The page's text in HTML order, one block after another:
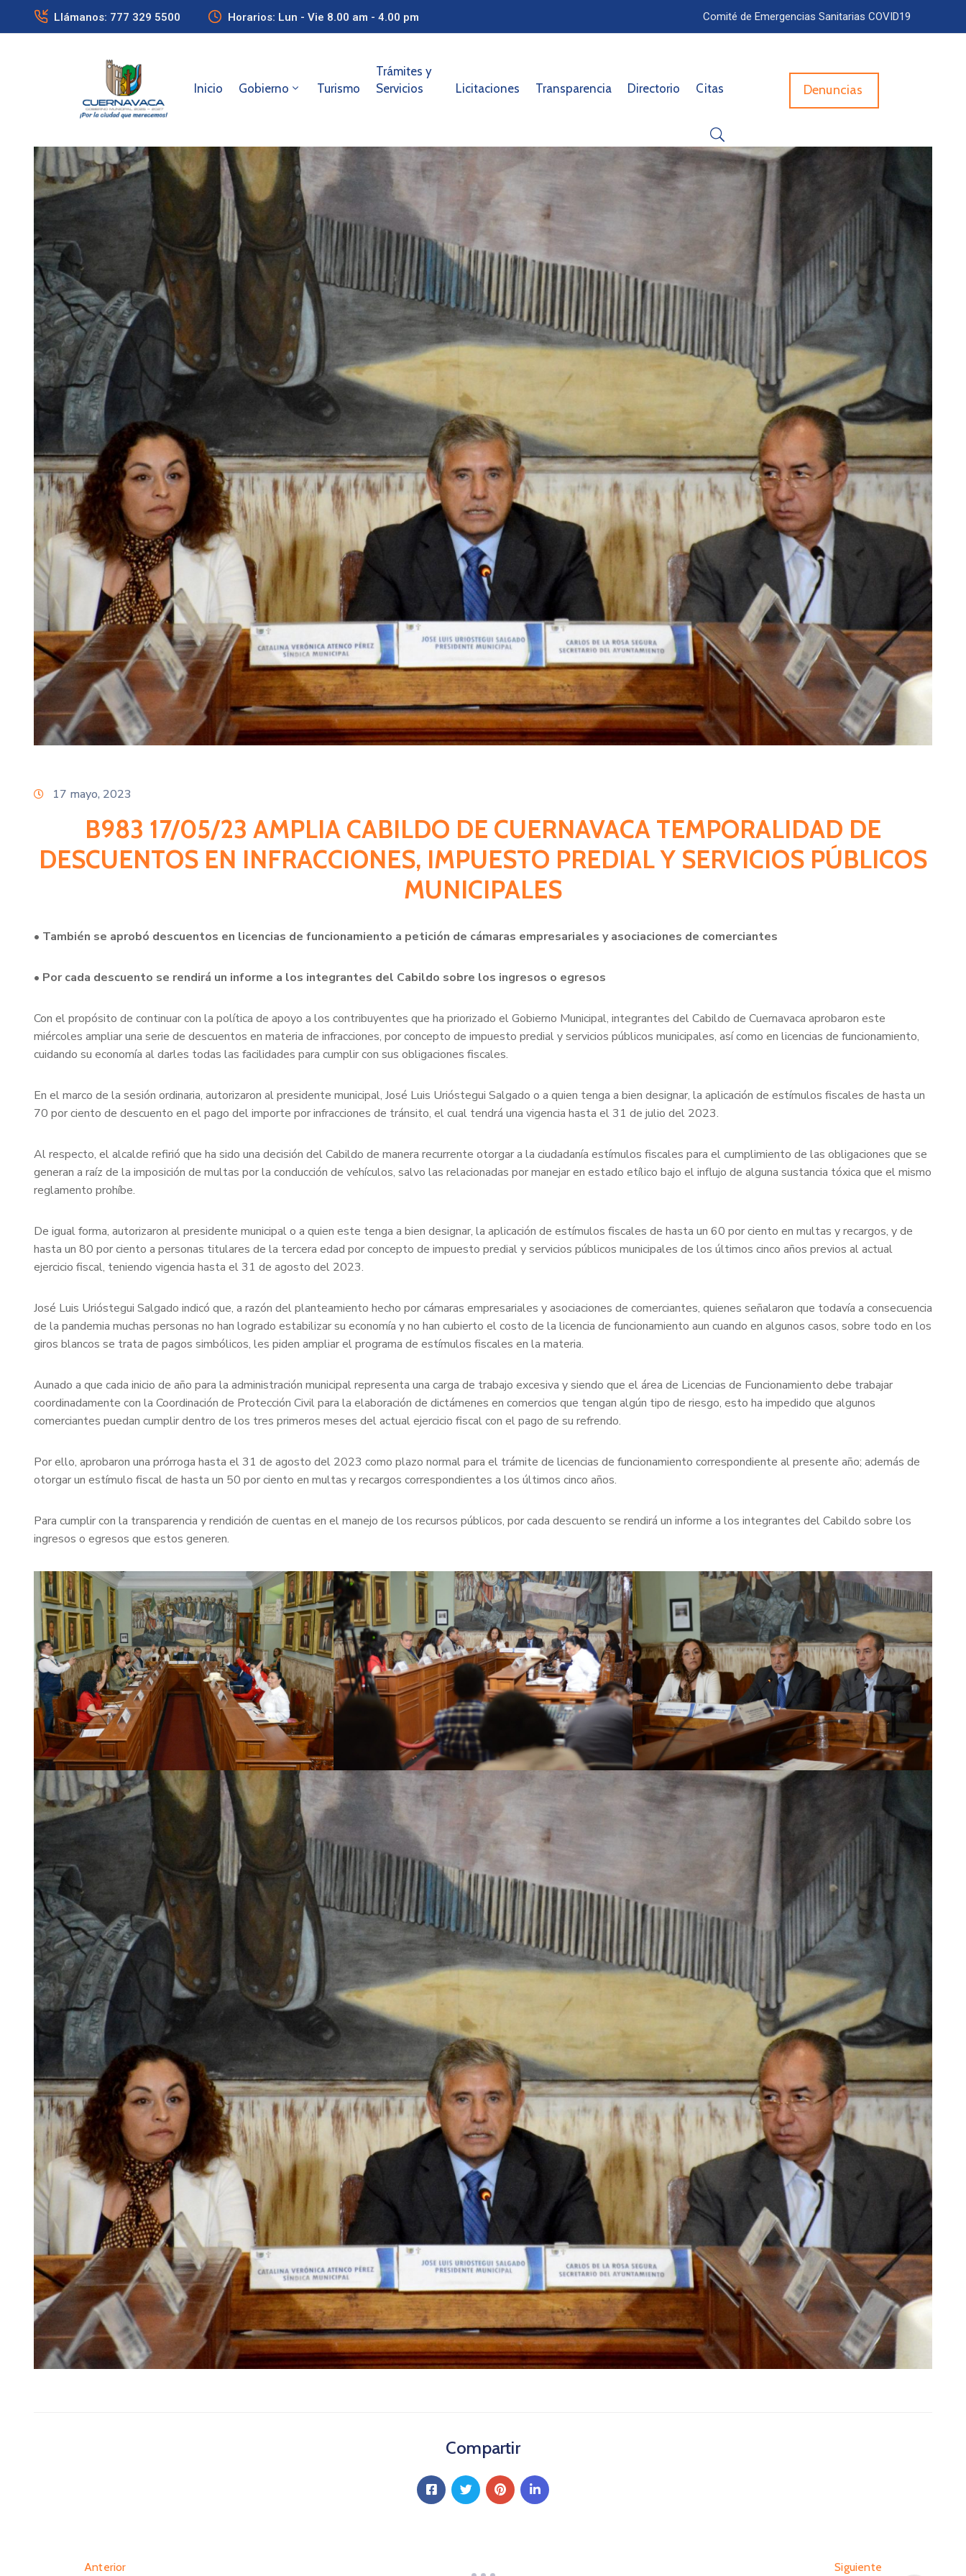
Llámanos: 777 329 5500 Horarios: Lun - Vie 8.00 am - 4.00 pm Comité de Emergencias Sanitarias COVID19
Inicio Gobierno Turismo
Trámites y
Servicios
Licitaciones Transparencia Directorio Citas Denuncias
17 mayo, 2023
B983 17/05/23 AMPLIA CABILDO DE CUERNAVACA TEMPORALIDAD DE
DESCUENTOS EN INFRACCIONES, IMPUESTO PREDIAL Y SERVICIOS PÚBLICOS
MUNICIPALES
• También se aprobó descuentos en licencias de funcionamiento a petición de cámaras empresariales y asociaciones de comerciantes
• Por cada descuento se rendirá un informe a los integrantes del Cabildo sobre los ingresos o egresos
Con el propósito de continuar con la política de apoyo a los contribuyentes que ha priorizado el Gobierno Municipal, integrantes del Cabildo de Cuernavaca aprobaron este
miércoles ampliar una serie de descuentos en materia de infracciones, por concepto de impuesto predial y servicios públicos municipales, así como en licencias de funcionamiento,
cuidando su economía al darles todas las facilidades para cumplir con sus obligaciones fiscales.
En el marco de la sesión ordinaria, autorizaron al presidente municipal, José Luis Urióstegui Salgado o a quien tenga a bien designar, la aplicación de estímulos fiscales de hasta un
70 por ciento de descuento en el pago del importe por infracciones de tránsito, el cual tendrá una vigencia hasta el 31 de julio del 2023.
Al respecto, el alcalde refirió que ha sido una decisión del Cabildo de manera recurrente otorgar a la ciudadanía estímulos fiscales para el cumplimiento de las obligaciones que se
generan a raíz de la imposición de multas por la conducción de vehículos, salvo las relacionadas por manejar en estado etílico bajo el influjo de alguna sustancia tóxica que el mismo
reglamento prohíbe.
De igual forma, autorizaron al presidente municipal o a quien este tenga a bien designar, la aplicación de estímulos fiscales de hasta un 60 por ciento en multas y recargos, y de
hasta un 80 por ciento a personas titulares de la tercera edad por concepto de impuesto predial y servicios públicos municipales de los últimos cinco años previos al actual
ejercicio fiscal, teniendo vigencia hasta el 31 de agosto del 2023.
José Luis Urióstegui Salgado indicó que, a razón del planteamiento hecho por cámaras empresariales y asociaciones de comerciantes, quienes señalaron que todavía a consecuencia
de la pandemia muchas personas no han logrado estabilizar su economía y no han cubierto el costo de la licencia de funcionamiento aun cuando en algunos casos, sobre todo en los
giros blancos se trata de pagos simbólicos, les piden ampliar el programa de estímulos fiscales en la materia.
Aunado a que cada inicio de año para la administración municipal representa una carga de trabajo excesiva y siendo que el área de Licencias de Funcionamiento debe trabajar
coordinadamente con la Coordinación de Protección Civil para la elaboración de dictámenes en comercios que tengan algún tipo de riesgo, esto ha impedido que algunos
comerciantes puedan cumplir dentro de los tres primeros meses del actual ejercicio fiscal con el pago de su refrendo.
Por ello, aprobaron una prórroga hasta el 31 de agosto del 2023 como plazo normal para el trámite de licencias de funcionamiento correspondiente al presente año; además de
otorgar un estímulo fiscal de hasta un 50 por ciento en multas y recargos correspondientes a los últimos cinco años.
Para cumplir con la transparencia y rendición de cuentas en el manejo de los recursos públicos, por cada descuento se rendirá un informe a los integrantes del Cabildo sobre los
ingresos o egresos que estos generen.
Compartir
Anterior Siguiente